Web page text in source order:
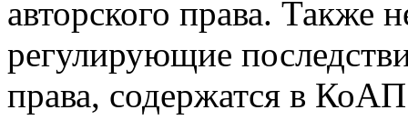
авторского права. Также
регулирующие
права, содержатся в